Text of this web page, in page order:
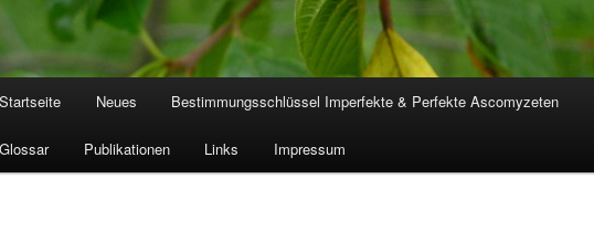
Startseite Neues Bestimmungsschlüssel Imperfekte & Perfekte Ascomyzeten
Glossar Publikationen Links Impressum